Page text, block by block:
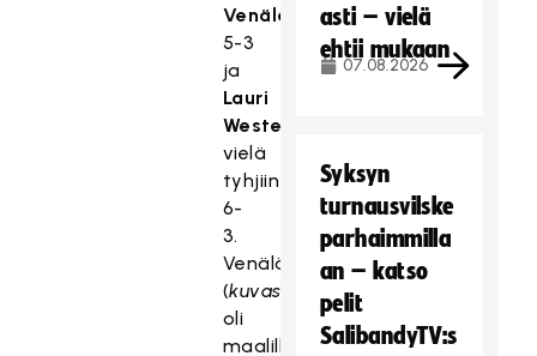
Venäläinen
5-3
ja
Lauri
Westerholm
vielä
tyhjiin
6-
3.
Venäläinen
(kuvassa
oli
maalillaan
asti – vielä
ehtii mukaan
07.08.2026
Syksyn
turnausvilske
parhaimmilla
an – katso
pelit
SalibandyTV:s